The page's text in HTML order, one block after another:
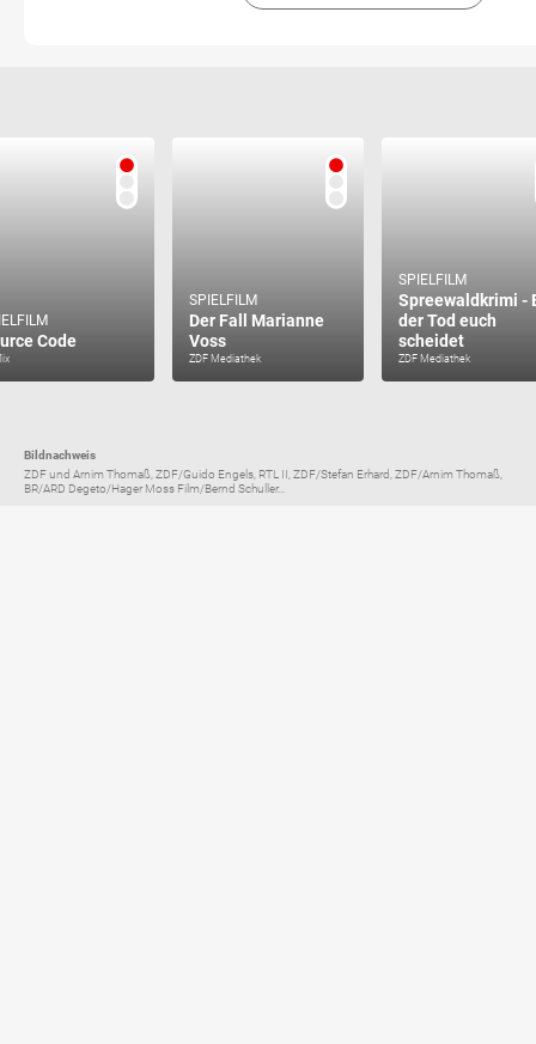
Code
SPIELFILM
Der Fall Marianne
Voss
ZDF Mediathek
SPIELFILM
Spreewaldkrimi -
der Tod euch
scheidet
ZDF Mediathek
Bildnachweis
ZDF und Arnim Thomaß, ZDF/Guido Engels, RTL II, ZDF/Stefan Erhard, ZDF/Arnim Thomaß,
BR/ARD Degeto/Hager Moss Film/Bernd Schuller...